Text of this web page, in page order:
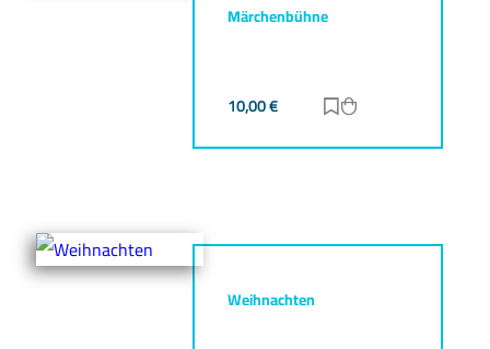
Märchenbühne
10,00€ Zur Merkliste
Weihnachten